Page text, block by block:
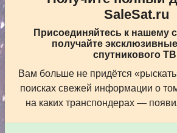
SaleSat.ru
Присоединяйтесь к нашему
получайте
спутникового
Вам больше не придётся
поисках свежей информации о
на каких транспондерах —